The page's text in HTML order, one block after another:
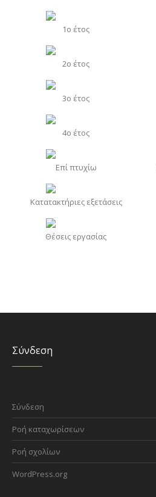
1o έτος
2o έτος
3o έτος
4o έτος
Επί πτυχίω
Κατατακτήριες εξετάσεις
Θέσεις εργασίας
Σύνδεση
Σύνδεση
Ροή καταχωρίσεων
Ροή σχολίων
WordPress.org